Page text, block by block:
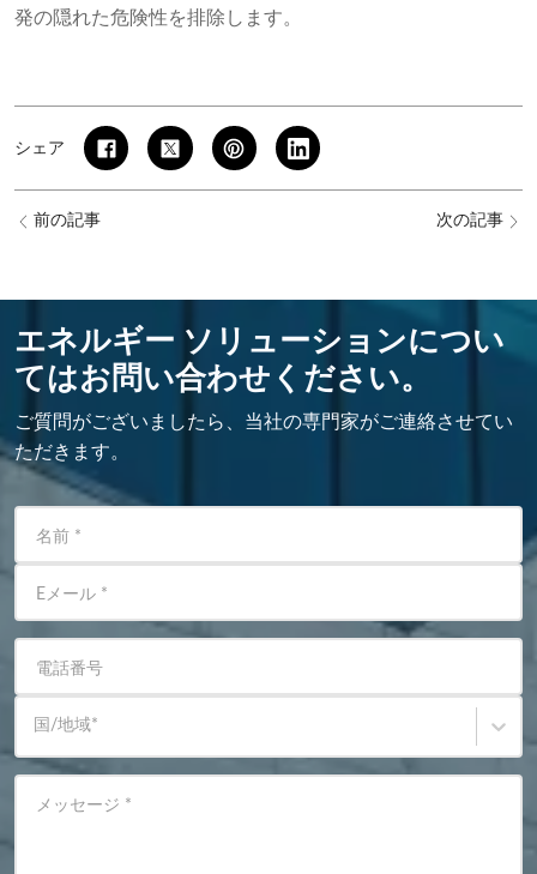
発の隠れた危険性を排除します。
シェア
前の記事 次の記事
エネルギー ソリューションについ
てはお問い合わせください。
ご質問がございましたら、当社の専門家がご連絡させてい
ただきます。
名前 *
Eメール *
電話番号
国/地域*
メッセージ *